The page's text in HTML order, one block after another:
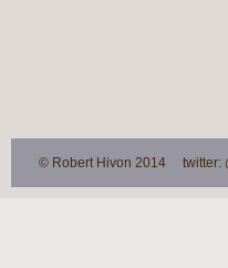
© Robert Hivon 2014 twitter: